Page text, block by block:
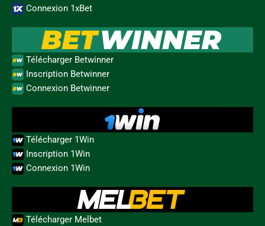
Connexion 1xBet
Télécharger Betwinner
Inscription Betwinner
Connexion Betwinner
Télécharger 1Win
Inscription 1Win
Connexion 1Win
Télécharger Melbet